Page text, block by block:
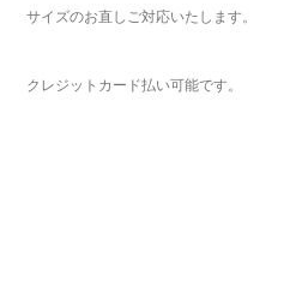
サイズのお直しご対応いたします。
クレジットカード払い可能です。カートを見る